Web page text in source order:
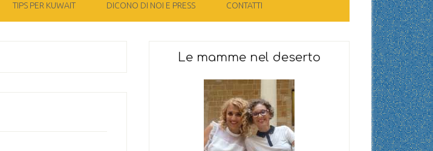
TIPS PER KUWAIT DICONO DI NOI E PRESS CONTATTI
Le mamme nel deserto